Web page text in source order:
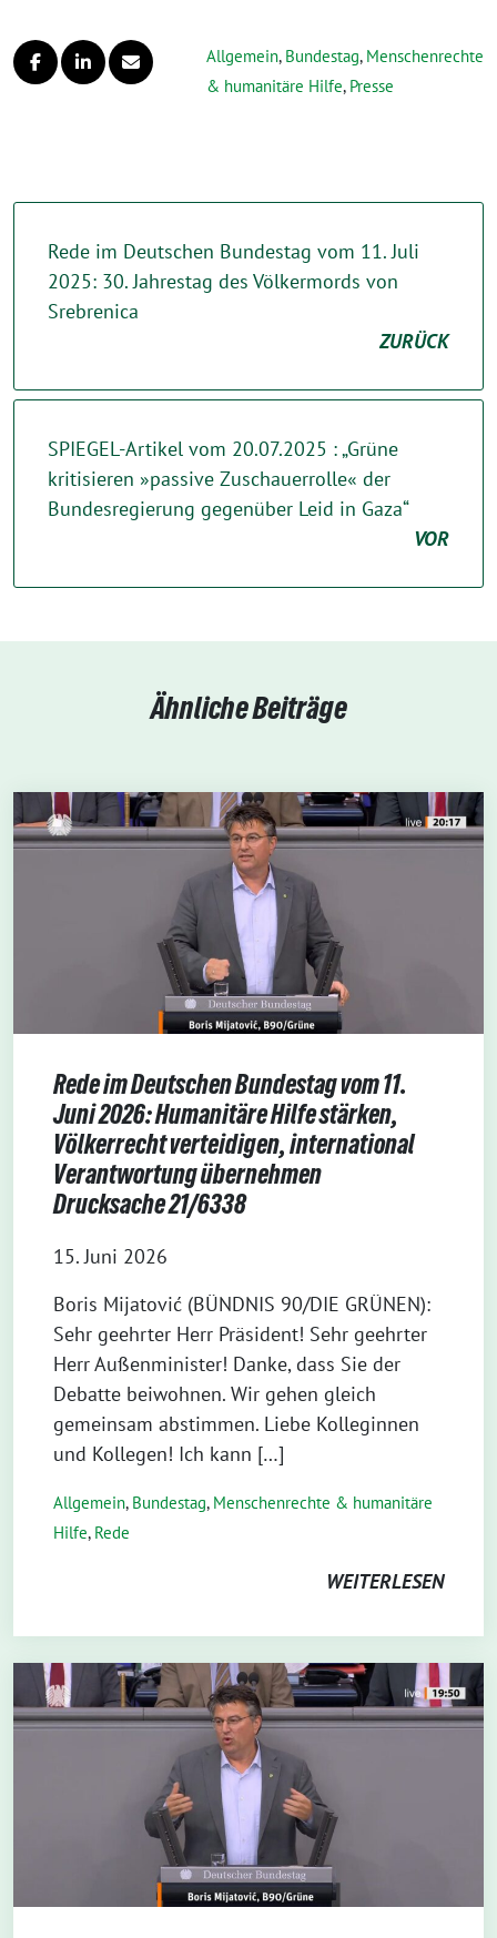
Allgemein, Bundestag, Menschenrechte
& humanitäre Hilfe, Presse
Rede im Deutschen Bundestag vom 11. Juli
2025: 30. Jahrestag des Völkermords von
Srebrenica
ZURÜCK
SPIEGEL-Artikel vom 20.07.2025 : „Grüne
kritisieren »passive Zuschauerrolle« der
Bundesregierung gegenüber Leid in Gaza“
VOR
Ähnliche Beiträge
Rede im Deutschen Bundestag vom 11.
Juni 2026: Humanitäre Hilfe stärken,
Völkerrecht verteidigen, international
Verantwortung übernehmen
Drucksache 21/6338
15. Juni 2026
Boris Mijatović (BÜNDNIS 90/DIE GRÜNEN):
Sehr geehrter Herr Präsident! Sehr geehrter
Herr Außenminister! Danke, dass Sie der
Debatte beiwohnen. Wir gehen gleich
gemeinsam abstimmen. Liebe Kolleginnen
und Kollegen! Ich kann […]
Allgemein, Bundestag, Menschenrechte & humanitäre
Hilfe, Rede
WEITERLESEN